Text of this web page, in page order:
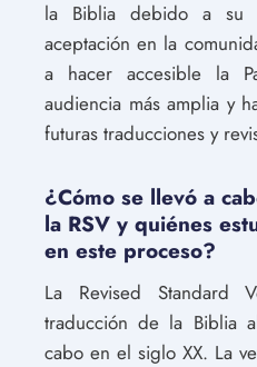
la Biblia debido a su
aceptación en la
a hacer accesible la
audiencia más amplia y
futuras traducciones y
¿Cómo se llevó a
la RSV y quiénes
en este proceso?
La Revised Standard
traducción de la Biblia
cabo en el siglo XX. La